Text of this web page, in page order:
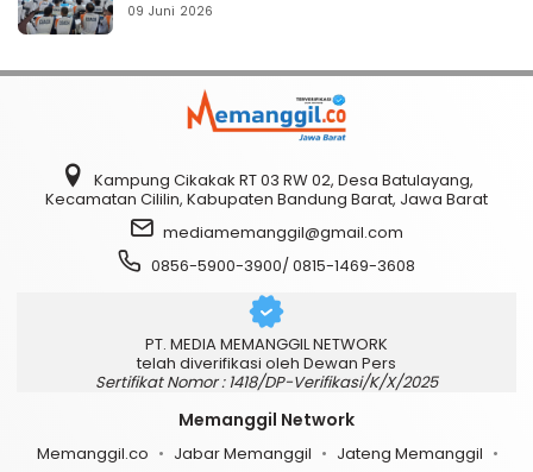
09 Juni 2026
Kampung Cikakak RT 03 RW 02, Desa Batulayang,
Kecamatan Cililin, Kabupaten Bandung Barat, Jawa Barat
mediamemanggil@gmail.com
0856-5900-3900/ 0815-1469-3608
PT. MEDIA MEMANGGIL NETWORK
telah diverifikasi oleh Dewan Pers
Sertifikat Nomor : 1418/DP-Verifikasi/K/X/2025
Memanggil Network
Memanggil.co Jabar Memanggil
Jateng Memanggil